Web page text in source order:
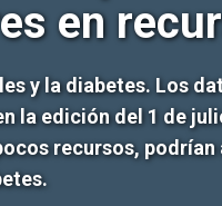
en
y la diabetes. Los
la edición del 1 de
recursos,